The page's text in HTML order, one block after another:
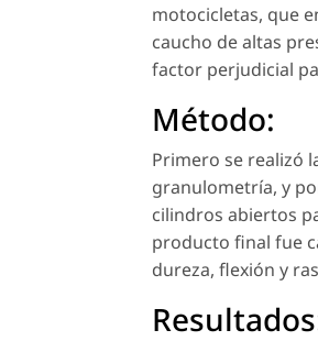
motocicletas, que
caucho de altas
factor perjudicial
Método:
Primero se realizó
granulometría, y
cilindros abiertos
producto final fue
dureza, flexión y